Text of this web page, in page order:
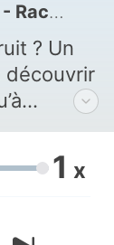
moi le toucan
? Un
découvrir
le
? Alors
1 x